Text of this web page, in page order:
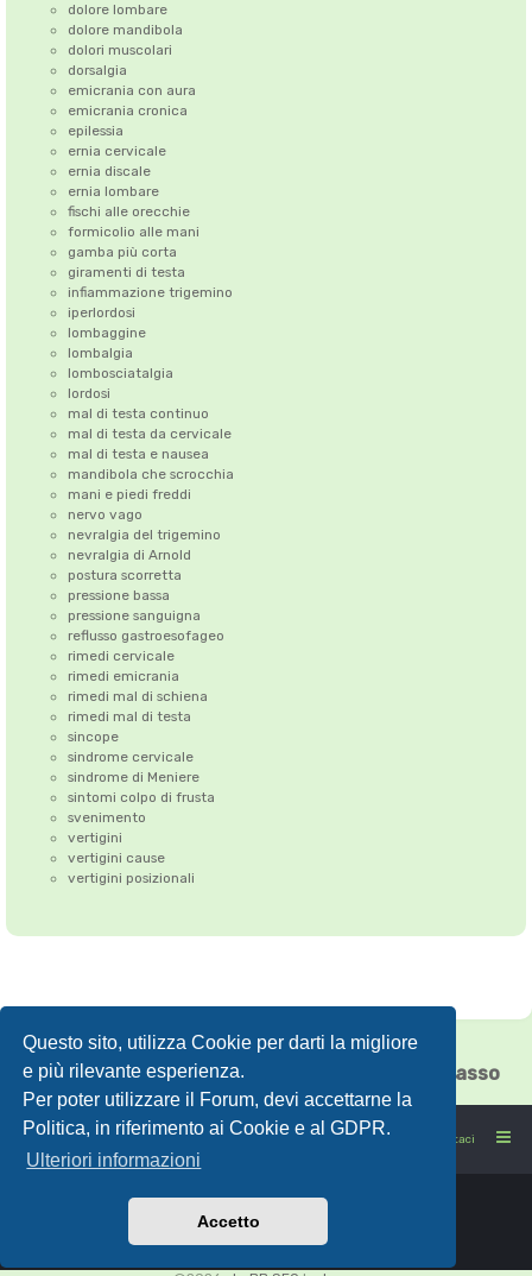
Questo sito, utilizza Cookie per darti la migliore
e più rilevante esperienza.
Per poter utilizzare il Forum, devi accettarne la
Politica, in riferimento ai Cookie e al GDPR.
Ulteriori informazioni
Accetto
dolore lombare
dolore mandibola
dolori muscolari
dorsalgia
emicrania con aura
emicrania cronica
epilessia
ernia cervicale
ernia discale
ernia lombare
fischi alle orecchie
formicolio alle mani
gamba più corta
giramenti di testa
infiammazione trigemino
iperlordosi
lombaggine
lombalgia
lombosciatalgia
lordosi
mal di testa continuo
mal di testa da cervicale
mal di testa e nausea
mandibola che scrocchia
mani e piedi freddi
nervo vago
nevralgia del trigemino
nevralgia di Arnold
postura scorretta
pressione bassa
pressione sanguigna
reflusso gastroesofageo
rimedi cervicale
rimedi emicrania
rimedi mal di schiena
rimedi mal di testa
sincope
sindrome cervicale
sindrome di Meniere
sintomi colpo di frusta
svenimento
vertigini
vertigini cause
vertigini posizionali
Correzione dell'Atlante• Emicrania
Cefalea tensiva•Vertigini Floating Chiasso
FORUMSANO: la salute non è l'assenza di malattia Contattaci
® Forum Software © phpBB Limited
Traduzione ItalianaphpBB-Store.it